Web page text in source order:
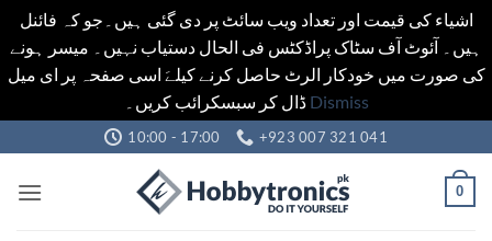
اشیاء کی قیمت اور تعداد ویب سائٹ پر دی گئی ہیں۔جو کہ فائنل
ہیں۔ آئوٹ آف سٹاک پراڈکٹس فی الحال دستیاب نہیں۔ میسر ہونے
کی صورت میں خودکار الرٹ حاصل کرنے کیلےَ اسی صفحہ پر ای میل
ڈال کر سبسکرائب کریں۔ Dismiss
to
content
10:00 - 17:00 +923 007 321 041
0